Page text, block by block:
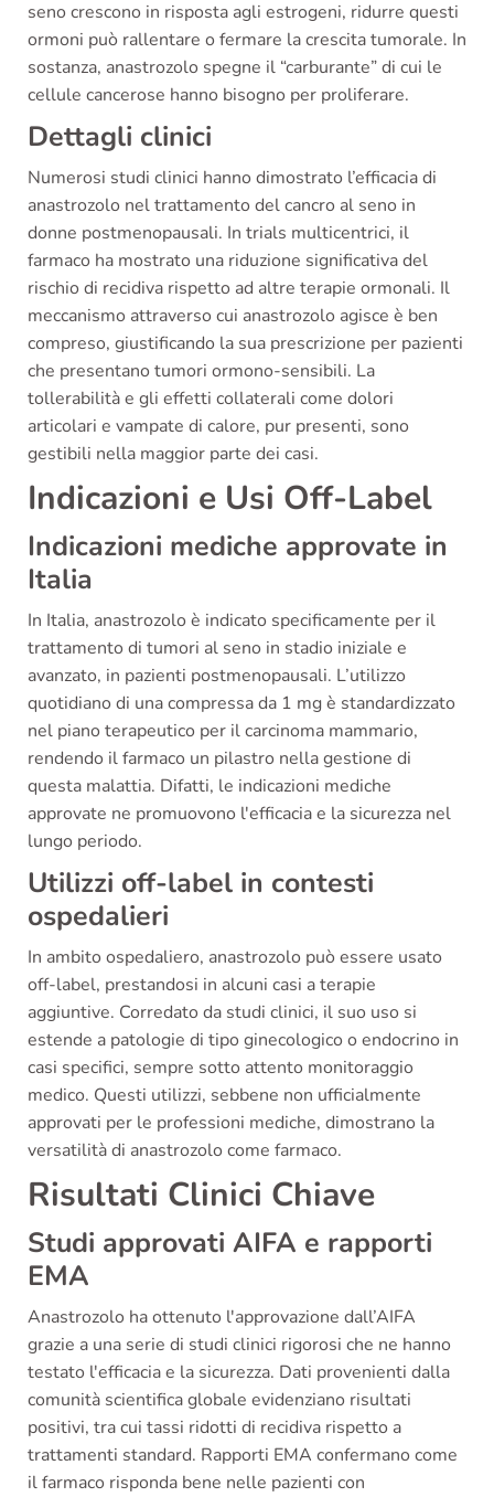
seno crescono in risposta agli estrogeni, ridurre questi
ormoni può rallentare o fermare la crescita tumorale. In
sostanza, anastrozolo spegne il “carburante” di cui le
cellule cancerose hanno bisogno per proliferare.
Dettagli clinici
Numerosi studi clinici hanno dimostrato l’efficacia di
anastrozolo nel trattamento del cancro al seno in
donne postmenopausali. In trials multicentrici, il
farmaco ha mostrato una riduzione significativa del
rischio di recidiva rispetto ad altre terapie ormonali. Il
meccanismo attraverso cui anastrozolo agisce è ben
compreso, giustificando la sua prescrizione per pazienti
che presentano tumori ormono-sensibili. La
tollerabilità e gli effetti collaterali come dolori
articolari e vampate di calore, pur presenti, sono
gestibili nella maggior parte dei casi.
Indicazioni e Usi Off-Label
Indicazioni mediche approvate in
Italia
In Italia, anastrozolo è indicato specificamente per il
trattamento di tumori al seno in stadio iniziale e
avanzato, in pazienti postmenopausali. L’utilizzo
quotidiano di una compressa da 1 mg è standardizzato
nel piano terapeutico per il carcinoma mammario,
rendendo il farmaco un pilastro nella gestione di
questa malattia. Difatti, le indicazioni mediche
approvate ne promuovono l'efficacia e la sicurezza nel
lungo periodo.
Utilizzi off-label in contesti
ospedalieri
In ambito ospedaliero, anastrozolo può essere usato
off-label, prestandosi in alcuni casi a terapie
aggiuntive. Corredato da studi clinici, il suo uso si
estende a patologie di tipo ginecologico o endocrino in
casi specifici, sempre sotto attento monitoraggio
medico. Questi utilizzi, sebbene non ufficialmente
approvati per le professioni mediche, dimostrano la
versatilità di anastrozolo come farmaco.
Risultati Clinici Chiave
Studi approvati AIFA e rapporti
EMA
Anastrozolo ha ottenuto l'approvazione dall’AIFA
grazie a una serie di studi clinici rigorosi che ne hanno
testato l'efficacia e la sicurezza. Dati provenienti dalla
comunità scientifica globale evidenziano risultati
positivi, tra cui tassi ridotti di recidiva rispetto a
trattamenti standard. Rapporti EMA confermano come
il farmaco risponda bene nelle pazienti con